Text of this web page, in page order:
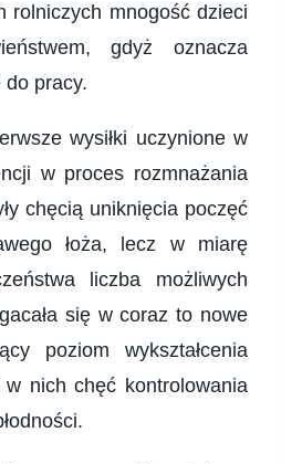
rolniczych mnogość dzieci
gdyż oznacza
pracy.
wysiłki uczynione w
w proces rozmnażania
chęcią uniknięcia poczęć
łoża, lecz w miarę
liczba możliwych
się w coraz to nowe
poziom wykształcenia
w nich chęć kontrolowania